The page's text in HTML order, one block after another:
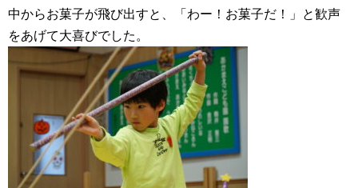
中からお菓子が飛び出すと、「わー！お菓子だ！」と歓声
をあげて大喜びでした。